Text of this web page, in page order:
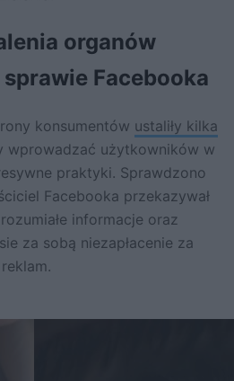
organów
Facebooka
konsumentów ustaliły kilka
wprowadzać użytkowników w
praktyki. Sprawdzono
Facebooka przekazywał
informacje oraz
za sobą niezapłacenie za